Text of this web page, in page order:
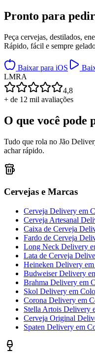
Pronto para
Peça cervejas, destilados,
Rápido, fácil e sempre
Baixar para iOS
LMRA
4,8
+ de 12 mil avaliações
O que você pode
Tudo que rola no Jão
achar rápido.
Cervejas e Marcas
Cerveja Delivery em
Cerveja Artesanal
Caixa de Cerveja
Fardo de Cerveja
Long Neck Delivery
Lata de Cerveja
Heineken Delivery em
Budweiser Delivery
Brahma Delivery em
Skol Delivery em
Corona Delivery em
Stella Artois Delivery
Cerveja Original
Spaten Delivery em